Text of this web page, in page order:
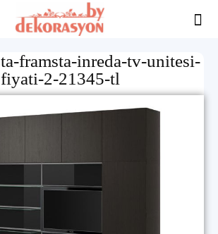
framsta-inreda-tv-unitesi-
fiyati-2-21345-tl